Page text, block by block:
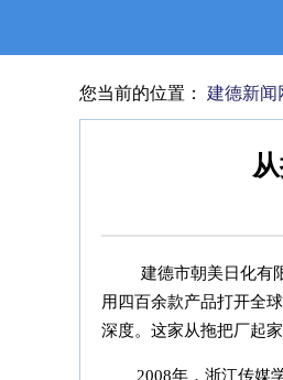
您当前的位置： 建德新闻
建德市朝美日化有
用四百余款产品打开全
深度。这家从拖把厂起
2008年，浙江传媒